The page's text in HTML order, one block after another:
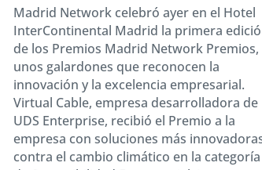
Madrid Network celebró ayer en el Hotel
InterContinental Madrid la primera
de los Premios Madrid Network Premios,
unos galardones que reconocen la
innovación y la excelencia empresarial.
Virtual Cable, empresa desarrolladora de
UDS Enterprise, recibió el Premio a la
empresa con soluciones más
contra el cambio climático en la categoría